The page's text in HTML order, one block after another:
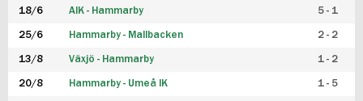
18/6 AIK - Hammarby 5 - 1
25/6 Hammarby - Mallbacken 2 - 2
13/8 Växjö - Hammarby 1 - 2
20/8 Hammarby - Umeå IK 1 - 5